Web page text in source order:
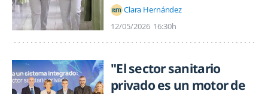
Clara Hernández
12/05/2026 16:30h
"El sector sanitario
privado es un motor de